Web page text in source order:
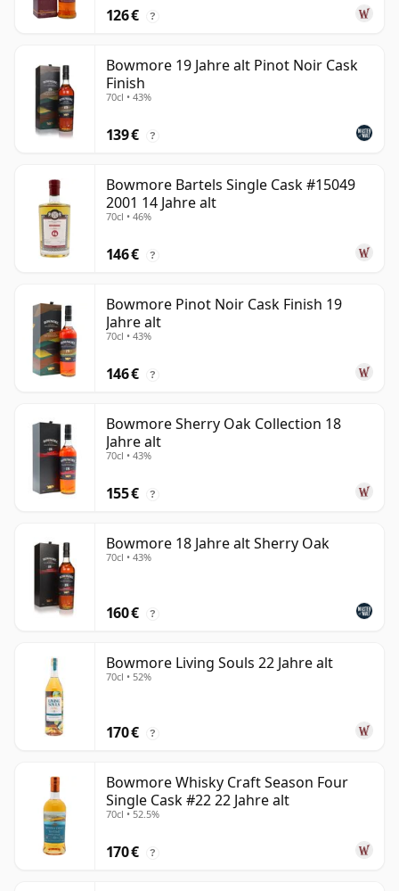
126 € ?
Bowmore 19 Jahre alt Pinot Noir Cask
Finish
70cl • 43%
139 € ?
Bowmore Bartels Single Cask #15049
2001 14 Jahre alt
70cl • 46%
146 € ?
Bowmore Pinot Noir Cask Finish 19
Jahre alt
70cl • 43%
146 € ?
Bowmore Sherry Oak Collection 18
Jahre alt
70cl • 43%
155 € ?
Bowmore 18 Jahre alt Sherry Oak
70cl • 43%
160 € ?
Bowmore Living Souls 22 Jahre alt
70cl • 52%
170 € ?
Bowmore Whisky Craft Season Four
Single Cask #22 22 Jahre alt
70cl • 52.5%
170 € ?